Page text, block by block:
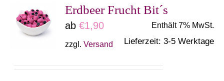
auf.
Die
Optionen
Erdbeer Frucht Bit´s
ab€1,90 Enthält 7% MwSt.
zzgl.Versand Lieferzeit: 3-5 Werktage